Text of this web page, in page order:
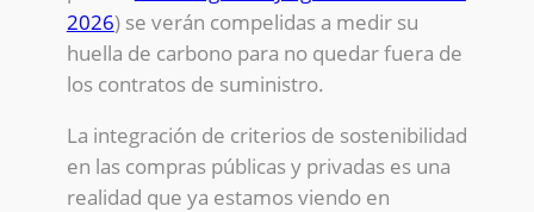
2026) se verán compelidas a medir su
huella de carbono para no quedar fuera de
los contratos de suministro.
La integración de criterios de sostenibilidad
en las compras públicas y privadas es una
realidad que ya estamos viendo en